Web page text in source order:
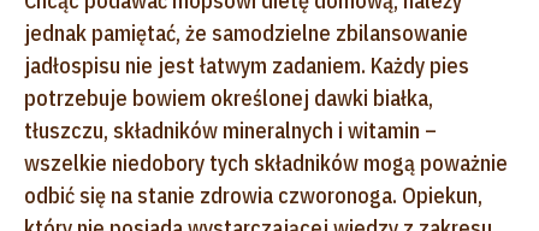
jednak pamiętać, że samodzielne zbilansowanie
jadłospisu nie jest łatwym zadaniem. Każdy pies
potrzebuje bowiem określonej dawki białka,
tłuszczu, składników mineralnych i witamin –
wszelkie niedobory tych składników mogą poważnie
odbić się na stanie zdrowia czworonoga. Opiekun,